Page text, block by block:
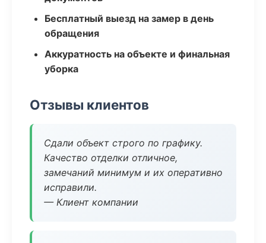
Бесплатный выезд на замер в день
обращения
Аккуратность на объекте и финальная
уборка
Отзывы клиентов
Сдали объект строго по графику.
Качество отделки отличное,
замечаний минимум и их оперативно
исправили.
— Клиент компании